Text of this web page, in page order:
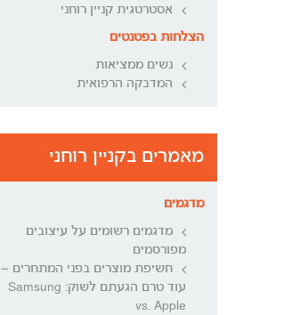
אסטרטגית קניין רוחני
הצלחות בפטנטים
נשים ממציאות
המדבקה הרפואית
מאמרים בקניין רוחני
מדגמים
מדגמים רשומים על עיצובים
מפורסמים
חשיפת מוצרים בפני המתחרים –
עוד טרם הגעתם לשוק: Samsung
vs. Apple